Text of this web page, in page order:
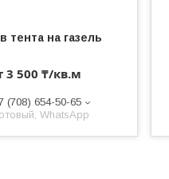
тента на газель
3 500 ₸/кв.м
(708) 654-50-65
WhatsApp